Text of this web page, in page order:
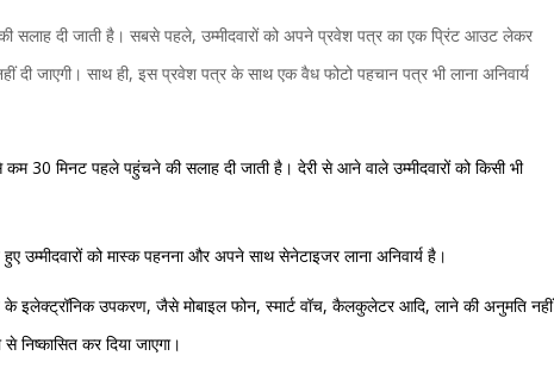
की सलाह दी जाती है। सबसे पहले, उम्मीदवारों को अपने प्रवेश पत्र का एक प्रिंट आउट लेकर
दी जाएगी। साथ ही, इस प्रवेश पत्र के साथ एक वैध फोटो पहचान पत्र भी लाना अनिवार्य
कम 30 मिनट पहले पहुंचने की सलाह दी जाती है। देरी से आने वाले उम्मीदवारों को किसी भी
उम्मीदवारों को मास्क पहनना और अपने साथ सेनेटाइजर लाना अनिवार्य है।
के इलेक्ट्रॉनिक उपकरण, जैसे मोबाइल फोन, स्मार्ट वॉच, कैलकुलेटर आदि, लाने की अनुमति नहीं
निष्कासित कर दिया जाएगा।